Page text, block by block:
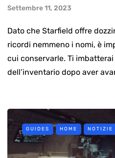
Settembre 11, 2023
Dato che Starfield offre
ricordi nemmeno i nomi, è
cui conservarle. Ti
dell’inventario dopo aver
GUIDES HOME NOTIZIE